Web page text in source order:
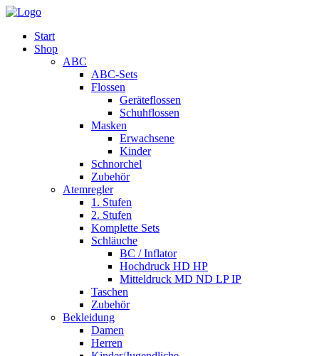
Start
Shop
ABC
ABC-Sets
Flossen
Geräteflossen
Schuhflossen
Masken
Erwachsene
Kinder
Schnorchel
Zubehör
Atemregler
1. Stufen
2. Stufen
Komplette Sets
Schläuche
BC / Inflator
Hochdruck HD HP
Mitteldruck MD ND LP IP
Taschen
Zubehör
Bekleidung
Damen
Herren